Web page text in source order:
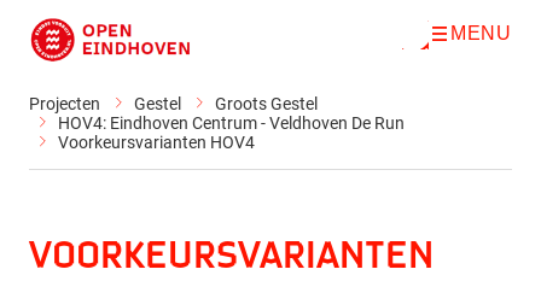
Direct naar de inhoud
O
MENU
Projecten Gestel
Groots Gestel
HOV4: Eindhoven Centrum - Veldhoven De Run
Voorkeursvarianten HOV4
Voorkeursvarianten